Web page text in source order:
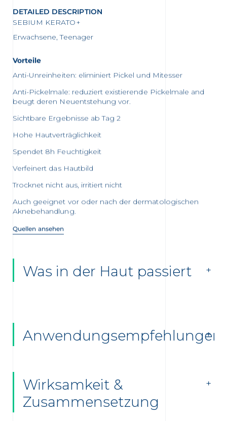
DETAILED DESCRIPTION
SEBIUM KERATO+
Erwachsene, Teenager
Vorteile
Anti-Unreinheiten: eliminiert Pickel und Mitesser
Anti-Pickelmale: reduziert existierende Pickelmale and
beugt deren Neuentstehung vor.
Sichtbare Ergebnisse ab Tag 2
Hohe Hautverträglichkeit
Spendet 8h Feuchtigkeit
Verfeinert das Hautbild
Trocknet nicht aus, irritiert nicht
Auch geeignet vor oder nach der dermatologischen
Aknebehandlung.
Quellen ansehen
Was in der Haut passiert
Anwendungsempfehlungen
Wirksamkeit &
Zusammensetzung